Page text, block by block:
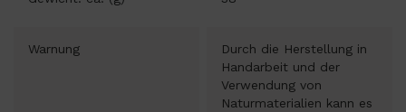
Warnung
Durch die Herstellung in
Handarbeit und der
Verwendung von
Naturmaterialien kann es